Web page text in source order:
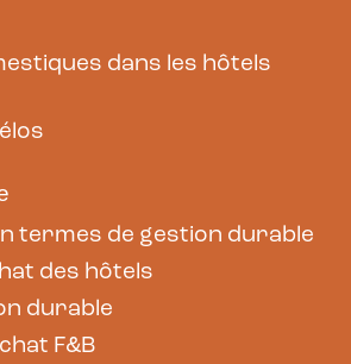
dans les hôtels
termes de gestion durable
des hôtels
durable
F&B